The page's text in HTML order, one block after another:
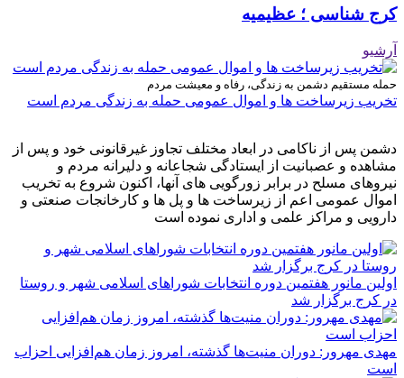
کرج شناسی ؛ عظیمیه
آرشیو
حمله مستقیم دشمن به زندگی، رفاه و معیشت مردم
تخریب زیرساخت ها و اموال عمومی حمله به زندگی مردم است
دشمن پس از ناکامی در ابعاد مختلف تجاوز غیرقانونی خود و پس از
مشاهده و عصبانیت از ایستادگی شجاعانه و دلیرانه مردم و
نیروهای مسلح در برابر زورگویی های آنها، اکنون شروع به تخریب
اموال عمومی اعم از زیرساخت ها و پل ها و کارخانجات صنعتی و
دارویی و مراکز علمی و اداری نموده است
اولین مانور هفتمین دوره انتخابات شوراهای اسلامی شهر و روستا
در کرج برگزار شد
مهدی مهرور: دوران منیت‌ها گذشته، امروز زمان هم‌افزایی احزاب
است